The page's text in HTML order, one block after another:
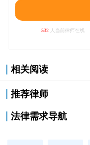
532 人当前律师在线
相关阅读
推荐律师
法律需求导航